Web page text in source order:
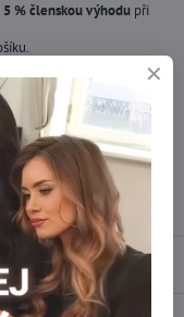
5 % členskou výhodu při